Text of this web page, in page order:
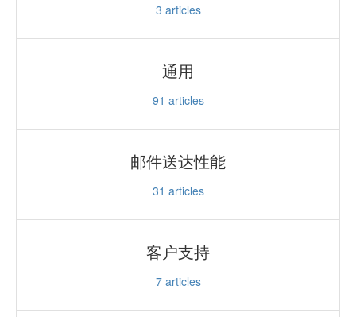
3 articles
通用
91 articles
邮件送达性能
31 articles
客户支持
7articles